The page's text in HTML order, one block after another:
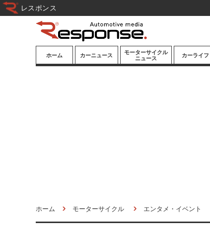
ホーム カーニュース
モーターサイクル
ニュース
カーライフ
ホーム モーターサイクル エンタメ・イベント
レスポンス